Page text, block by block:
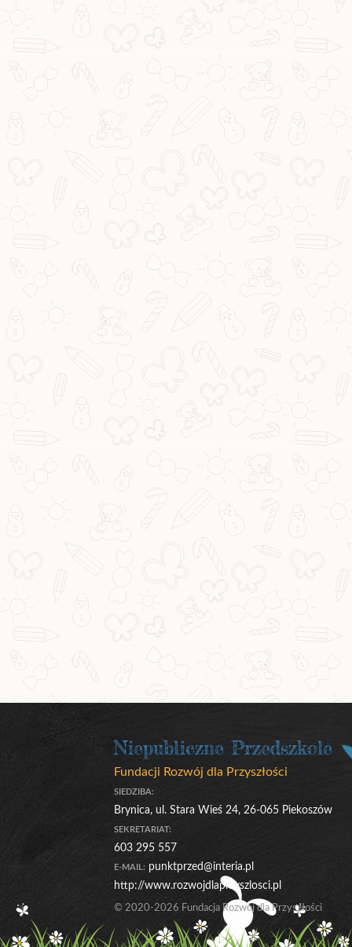
Niepubliczne Przedszkole
Fundacji Rozwój dla Przyszłości
SIEDZIBA:
Brynica, ul. Stara Wieś 24, 26-065 Piekoszów
SEKRETARIAT:
603 295 557
E-MAIL: punktprzed@interia.pl
http://www.rozwojdlaprzyszlosci.pl
© 2020-2026 Fundacja Rozwój dla Przyszłości